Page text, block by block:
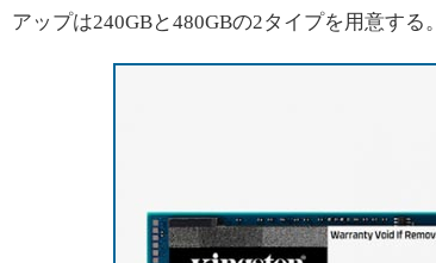
アップは240GBと480GBの2タイプを用意する。